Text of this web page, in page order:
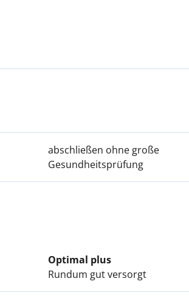
abschließen ohne große
Gesundheitsprüfung
Optimal plus
Rundum gut versorgt